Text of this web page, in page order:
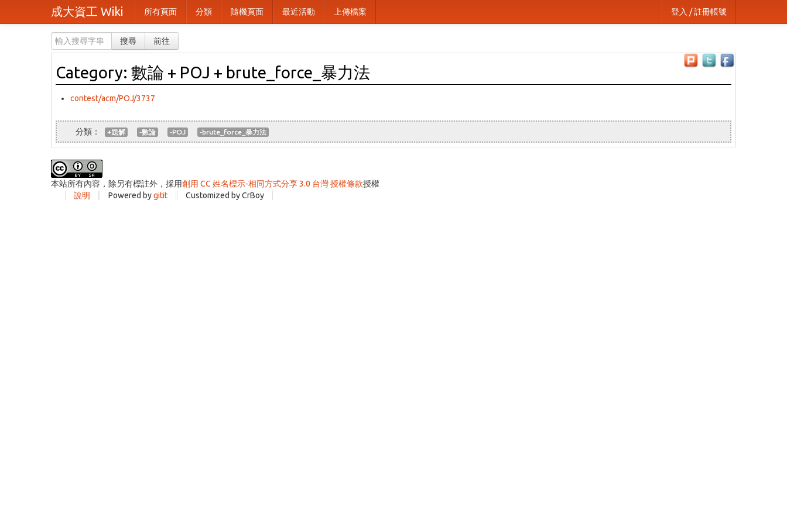
成大資工 Wiki 所有頁面 分類 隨機頁面 最近活動 上傳檔案 登入 / 註冊帳號
搜尋 前往
Category: 數論 + POJ + brute_force_暴力法
contest/acm/POJ/3737
+題解 -數論 -POJ -brute_force_暴力法
本站所有內容，除另有標註外，採用創用 CC 姓名標示-相同方式分享 3.0 台灣 授權條款授權
說明
Powered bygitit Customized by CrBoy